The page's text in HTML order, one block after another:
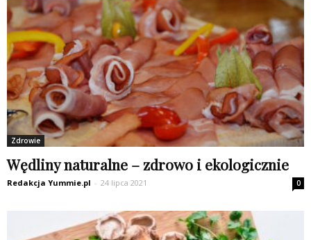
Zdrowie
Wędliny naturalne – zdrowo i ekologicznie
Redakcja Yummie.pl - 24 lipca 2021 0